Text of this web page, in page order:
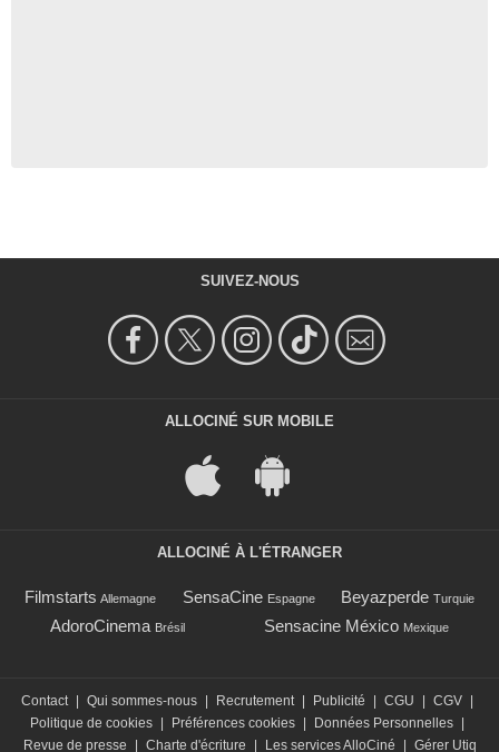
SUIVEZ-NOUS
ALLOCINÉ SUR MOBILE
ALLOCINÉ À L'ÉTRANGER
Filmstarts Allemagne SensaCine Espagne Beyazperde Turquie
AdoroCinema Brésil Sensacine México Mexique
Contact | Qui sommes-nous | Recrutement | Publicité | CGU | CGV |
Politique de cookies | Préférences cookies | Données Personnelles |
Revue de presse
| Charte d'écriture | Les services AlloCiné | Gérer Utiq